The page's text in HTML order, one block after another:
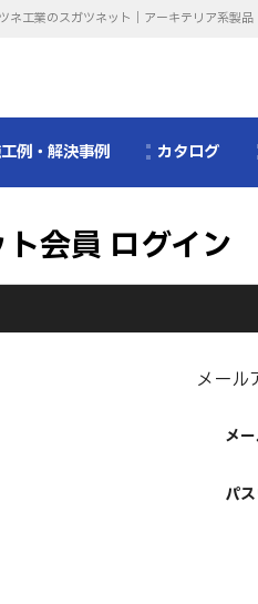
ネ工業のスガツネット｜アーキテリア系製品
例・解決事例 カタログ
会員 ログイン
メール
メ
パ